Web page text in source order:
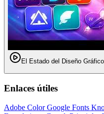
El Estado del Diseño
Enlaces útiles
Adobe ColorGoogle Fonts